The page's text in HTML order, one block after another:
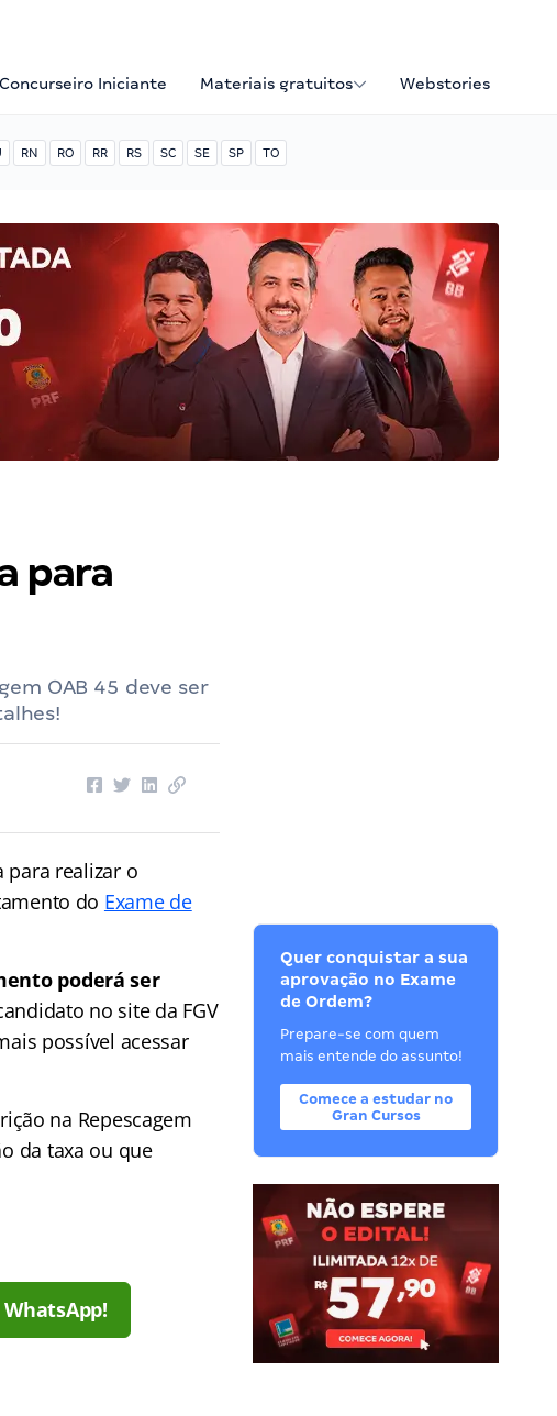
Concurseiro Iniciante Materiais gratuitos Webstories
RN RO RR RS SC SE SP TO
para
OAB 45 deve ser
para realizar o
do Exame de
poderá ser
no site da FGV
possível acessar
na Repescagem
da taxa ou que
Quer conquistar a sua
aprovação no Exame
de Ordem?
Prepare-se com quem
mais entende do assunto!
Comece a estudar no
Gran Cursos